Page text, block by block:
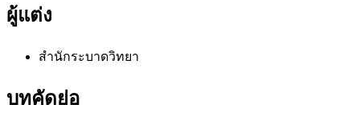
ผู้แต่ง
สำนักระบาดวิทยา
บทคัดย่อ